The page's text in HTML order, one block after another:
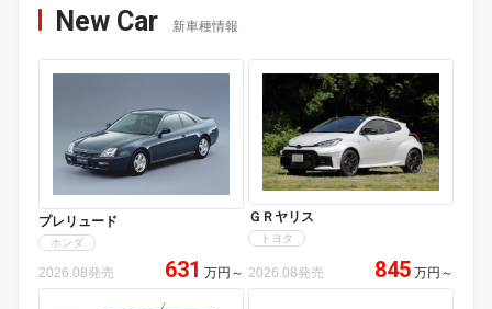
New Car 新車種情報
プレリュード
ホンダ
2026.08発売 631 万円 ～
ＧＲヤリス
トヨタ
2026.08発売 845 万円 ～